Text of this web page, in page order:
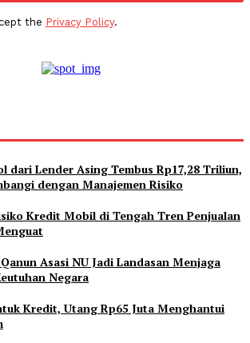
the Privacy Policy.
dari Lender Asing Tembus Rp17,28 Triliun,
dengan Manajemen Risiko
Kredit Mobil di Tengah Tren Penjualan
Asasi NU Jadi Landasan Menjaga
Negara
Kredit, Utang Rp65 Juta Menghantui